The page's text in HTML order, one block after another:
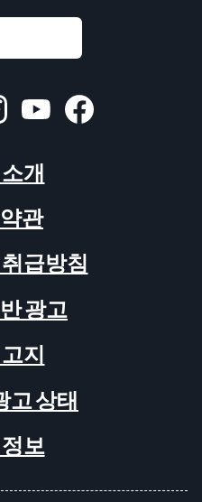
개
관
급방침
광고
지
고 상태
보